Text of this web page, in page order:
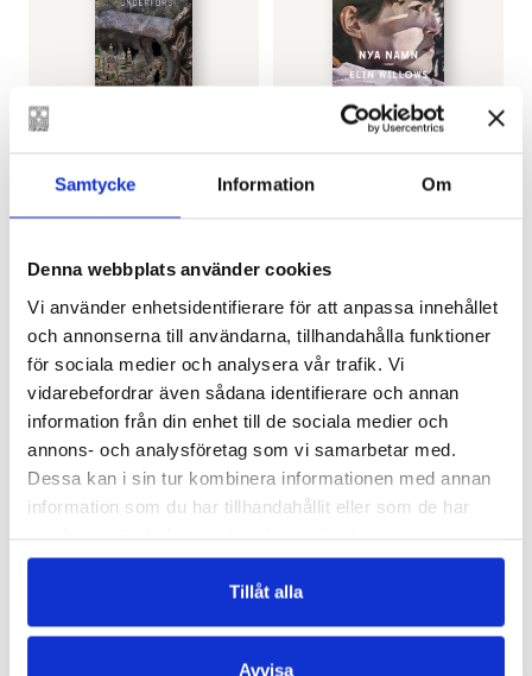
Samtycke Information Om
Denna webbplats använder cookies
Vi använder enhetsidentifierare för att anpassa innehållet
och annonserna till användarna, tillhandahålla funktioner
för sociala medier och analysera vår trafik. Vi
vidarebefordrar även sådana identifierare och annan
information från din enhet till de sociala medier och
annons- och analysföretag som vi samarbetar med.
Dessa kan i sin tur kombinera informationen med annan
information som du har tillhandahållit eller som de har
Tillåt alla
Avvisa
Underfors
25.40
Nya namn
€31.80
TANKESMEDJAN MAGMA
€23.90
Det minsta
gemensamma
€30.40